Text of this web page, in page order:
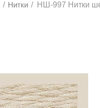
/ Нитки / НШ-997 Нитки